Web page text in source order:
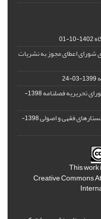
1402-10-01
شورای اعطای مجوز به نشریات
1399-03-24
تحریریه فصلنامه
1398-
فقهی و اصولی
1398-
This
Creative Commons